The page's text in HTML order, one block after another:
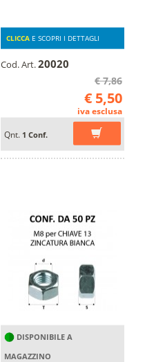
CLICCA E SCOPRI I DETTAGLI
Cod. Art.20020
€ 7,86
€ 5,50
iva esclusa
Qnt. 1 Conf.
DISPONIBILE A
MAGAZZINO